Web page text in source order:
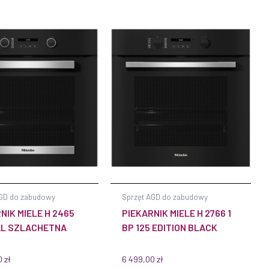
do zabudowy
MIELE H 2465
SZLACHETNA
zł
Sprzęt AGD do zabudowy
PIEKARNIK MIELE H 2766 1
BP 125 EDITION BLACK
6 499,00 zł